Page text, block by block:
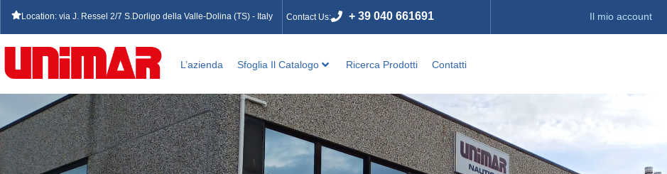
Location: via J. Ressel 2/7 S.Dorligo della Valle-Dolina (TS) - Italy Contact Us: + 39 040 661691 Il mio account
L’azienda Sfoglia Il Catalogo Ricerca Prodotti Contatti